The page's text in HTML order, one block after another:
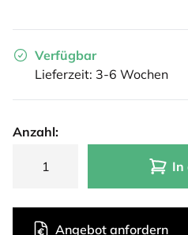
Verfügbar
Lieferzeit: 3-6 Wochen
Anzahl:
In
Angebot anfordern